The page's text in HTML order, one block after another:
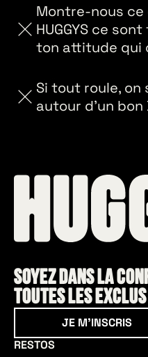
Montre-nous ce
HUGGYS ce
ton attitude qui
Si tout roule,
autour d’un bon
Soyez dans la
toutes les exclus
Je
JE M'INSCRIS
RESTOS